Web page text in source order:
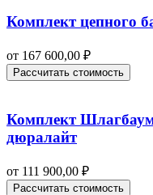
Комплект цепного
от 167 600,00 ₽
Рассчитать стоимость
Комплект
дюралайт
от 111 900,00 ₽
Рассчитать стоимость